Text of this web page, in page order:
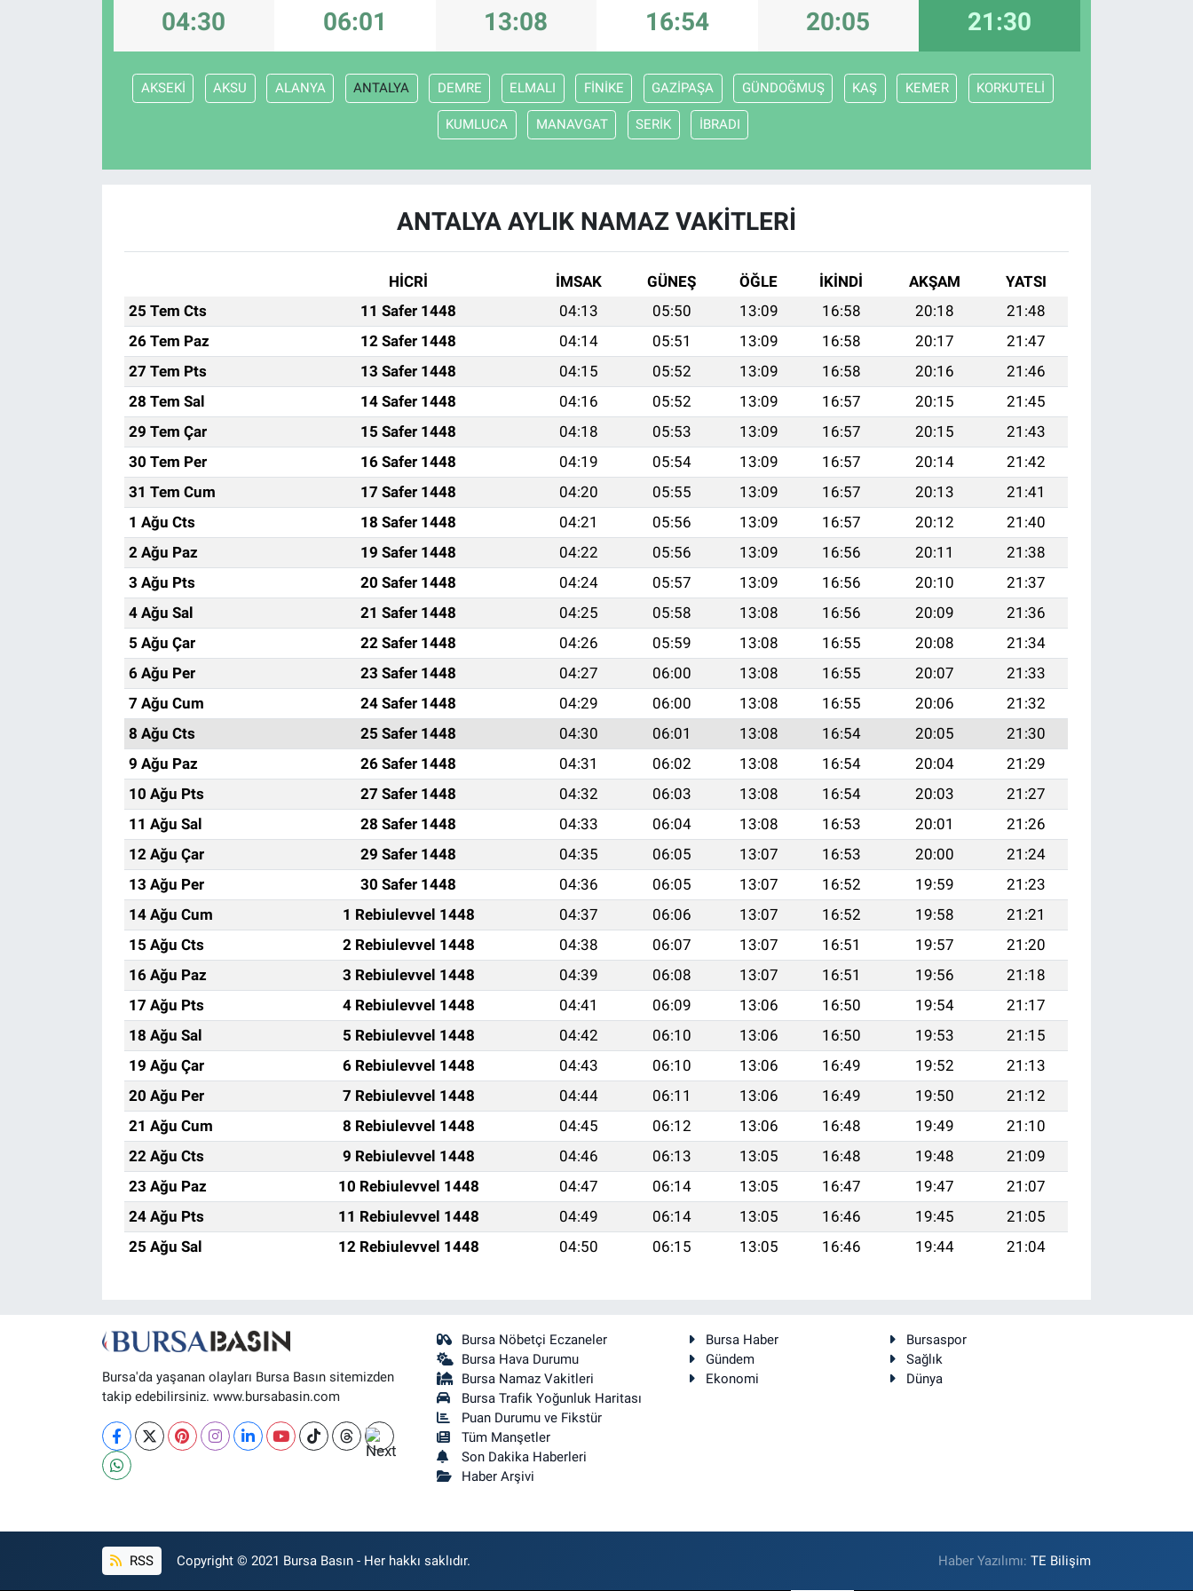
04:30 06:01 13:08 16:54 20:05 21:30
AKSEKİ AKSU ALANYA ANTALYA DEMRE ELMALI FİNİKE GAZİPAŞA GÜNDOĞMUŞ KAŞ KEMER KORKUTELİ
KUMLUCA MANAVGAT SERİK İBRADI
ANTALYA AYLIK NAMAZ VAKITLERI
HİCRİ İMSAK GÜNEŞ ÖĞLE İKINDI AKŞAM
YATSI
25 Tem Cts
11 Safer 1448 04:13 05:50 13:09 16:58 20:18
21:48
26 Tem Paz
12 Safer 1448 04:14 05:51 13:09 16:58 20:17
21:47
27 Tem Pts
13 Safer 1448 04:15 05:52 13:09 16:58 20:16
21:46
28 Tem Sal
14 Safer 1448 04:16 05:52 13:09 16:57 20:15
21:45
29 Tem Çar
15 Safer 1448 04:18 05:53 13:09 16:57 20:15
21:43
30 Tem Per
16 Safer 1448 04:19 05:54 13:09 16:57 20:14
21:42
31 Tem Cum
17 Safer 1448 04:20 05:55 13:09 16:57 20:13
21:41
1 Ağu Cts
18 Safer 1448 04:21 05:56 13:09 16:57 20:12
21:40
2 Ağu Paz
19 Safer 1448 04:22 05:56 13:09 16:56 20:11
21:38
3 Ağu Pts
20 Safer 1448 04:24 05:57 13:09 16:56 20:10
21:37
4 Ağu Sal
21 Safer 1448 04:25 05:58 13:08 16:56 20:09
21:36
5 Ağu Çar
22 Safer 1448 04:26 05:59 13:08 16:55 20:08
21:34
6 Ağu Per
23 Safer 1448 04:27 06:00 13:08 16:55 20:07
21:33
7 Ağu Cum
24 Safer 1448 04:29 06:00 13:08 16:55 20:06
21:32
8 Ağu Cts
25 Safer 1448 04:30 06:01 13:08 16:54 20:05
21:30
9 Ağu Paz
26 Safer 1448 04:31 06:02 13:08 16:54 20:04
21:29
10 Ağu Pts
27 Safer 1448 04:32 06:03 13:08 16:54 20:03
21:27
11 Ağu Sal
28 Safer 1448 04:33 06:04 13:08 16:53 20:01
21:26
12 Ağu Çar
29 Safer 1448 04:35 06:05 13:07 16:53 20:00
21:24
13 Ağu Per
30 Safer 1448 04:36 06:05 13:07 16:52 19:59
21:23
14 Ağu Cum
1 Rebiulevvel 1448 04:37 06:06 13:07 16:52 19:58
21:21
15 Ağu Cts
2 Rebiulevvel 1448 04:38 06:07 13:07 16:51 19:57
21:20
16 Ağu Paz
3 Rebiulevvel 1448 04:39 06:08 13:07 16:51 19:56
21:18
17 Ağu Pts
4 Rebiulevvel 1448 04:41 06:09 13:06 16:50 19:54
21:17
18 Ağu Sal
5 Rebiulevvel 1448 04:42 06:10 13:06 16:50 19:53
21:15
19 Ağu Çar
6 Rebiulevvel 1448 04:43 06:10 13:06 16:49 19:52
21:13
20 Ağu Per
7 Rebiulevvel 1448 04:44 06:11 13:06 16:49 19:50
21:12
21 Ağu Cum
8 Rebiulevvel 1448 04:45 06:12 13:06 16:48 19:49
21:10
22 Ağu Cts
9 Rebiulevvel 1448 04:46 06:13 13:05 16:48 19:48
21:09
23 Ağu Paz
10 Rebiulevvel 1448 04:47 06:14 13:05 16:47 19:47
21:07
24 Ağu Pts
11 Rebiulevvel 1448 04:49 06:14 13:05 16:46 19:45
21:05
25 Ağu Sal
12 Rebiulevvel 1448 04:50 06:15 13:05 16:46 19:44 21:04
Bursa'da yaşanan olayları Bursa Basın sitemizden
takip edebilirsiniz. www.bursabasin.com
Bursa Nöbetçi Eczaneler
Bursa Hava Durumu
Bursa Namaz Vakitleri
Bursa Trafik Yoğunluk Haritası
Puan Durumu ve Fikstür
Tüm Manşetler
Son Dakika Haberleri
Haber Arşivi
Bursa Haber
Bursaspor
Gündem
Sağlık
Ekonomi
Dünya
RSS Copyright © 2021 Bursa Basın - Her hakkı saklıdır. Haber Yazılımı:TE Bilişim
Nöbetçi Eczaneler